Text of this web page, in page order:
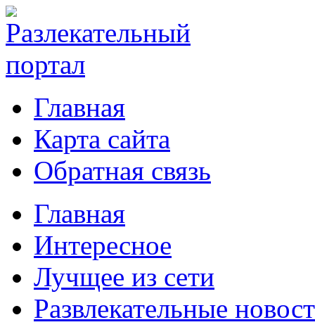
Главная
Карта сайта
Обратная связь
Главная
Интересное
Лучщее из сети
Развлекательные